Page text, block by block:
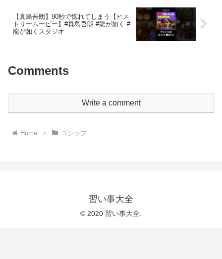
【真島吾朗】90秒で惚れてしまう【ヒス
トリームービー】#真島吾朗 #龍が如く #
龍が如くスタジオ
Comments
Write a comment
Home ゴシップ
習い事大全
© 2020 習い事大全.